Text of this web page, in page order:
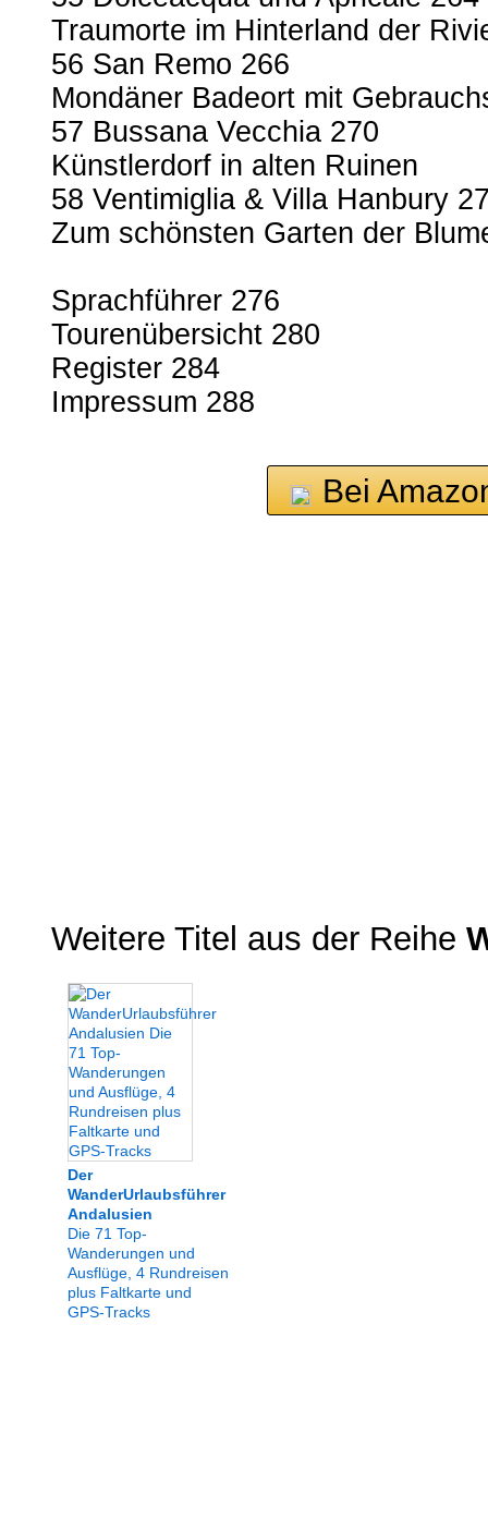
Traumorte im Hinterland der
56 San Remo 266
Mondäner Badeort mit
57 Bussana Vecchia 270
Künstlerdorf in alten Ruinen
58 Ventimiglia & Villa Hanbury
Zum schönsten Garten der
Sprachführer 276
Tourenübersicht 280
Register 284
Impressum 288
Bei
Weitere Titel aus der Reihe
Der
WanderUrlaubsführer
Andalusien
Die 71 Top-
Wanderungen und
Ausflüge, 4 Rundreisen
plus Faltkarte und
GPS-Tracks